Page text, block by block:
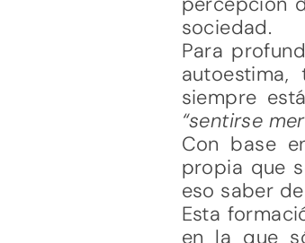
sociedad.
Para
siempre
“sentirse
Con base
propia que
eso saber
Esta
en la que